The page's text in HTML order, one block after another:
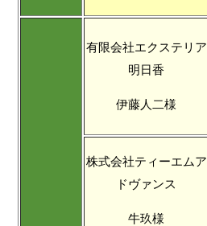
有限会社エクステリア
明日香
伊藤人二様
株式会社ティーエムア
ドヴァンス
牛玖様